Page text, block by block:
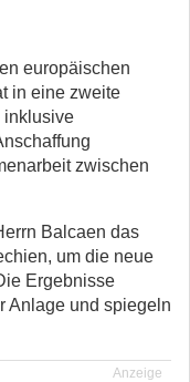
europäischen
in eine zweite
inklusive
zwischen
Balcaen das
um die neue
Ergebnisse
Anlage und spiegeln
Anzeige